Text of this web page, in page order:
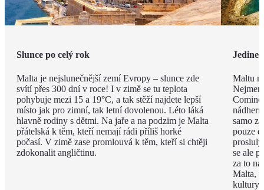
Slunce po celý rok
Malta je nejslunečnější zemí Evropy – slunce zde
svítí přes 300 dní v roce! I v zimě se tu teplota
pohybuje mezi 15 a 19°C, a tak stěží najdete lepší
místo jak pro zimní, tak letní dovolenou. Léto láká
hlavně rodiny s dětmi. Na jaře a na podzim je Malta
přátelská k těm, kteří nemají rádi příliš horké
počasí. V zimě zase promlouvá k těm, kteří si chtěji
zdokonalit angličtinu.
Maltu
samo
pouze
se ale
za to
Malta,
kultury